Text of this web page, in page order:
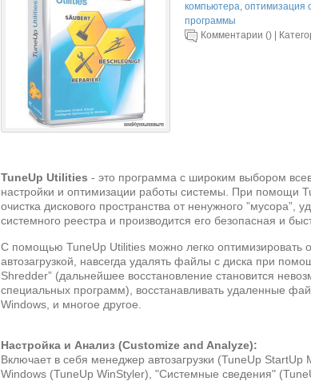
компьютера, оптимизация
программы
Комментарии () |
TuneUp Utilities - это программа с широким выбором
настройки и оптимизации работы системы. При помощи
очистка дискового пространства от ненужного ”мусора”,
системного реестра и производится его безопасная и
С помощью TuneUp Utilities можно легко оптимизировать
автозагрузкой, навсегда удалять файлы с диска при
Shredder” (дальнейшее восстановление становится
специальных программ), восстанавливать удаленные
Windows, и многое другое.
Настройка и Анализ (Customize and Analyze):
Включает в себя менеджер автозагрузки (TuneUp StartUp
Windows (TuneUp WinStyler), "Системные сведения"